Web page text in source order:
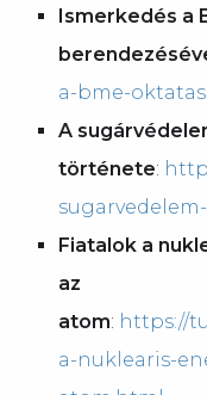
Ismerkedés a
a-bme-
A
története:
Fiatalok a
az
atom: https://
a-nuklearis-